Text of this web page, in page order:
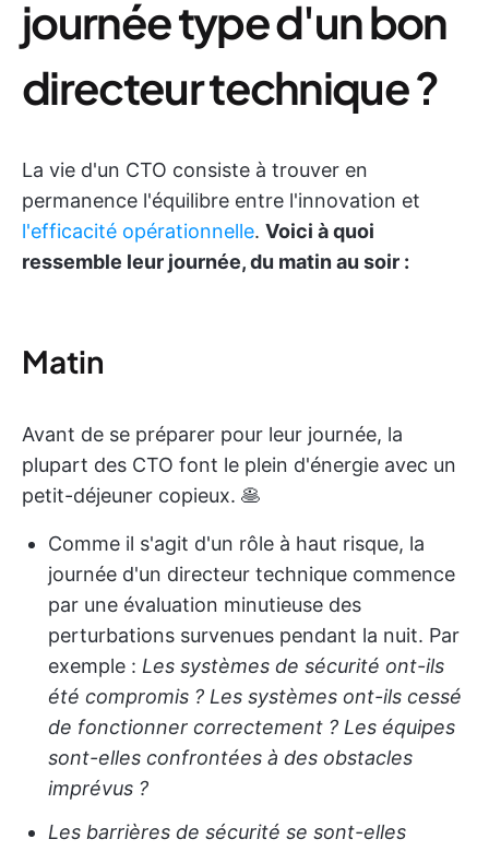
journée type d'un bon
directeur technique ?
La vie d'un CTO consiste à trouver en
permanence l'équilibre entre l'innovation et
l'efficacité opérationnelle. Voici à quoi
ressemble leur journée, du matin au soir :
Matin
Avant de se préparer pour leur journée, la
plupart des CTO font le plein d'énergie avec un
petit-déjeuner copieux. 🥞
Comme il s'agit d'un rôle à haut risque, la
journée d'un directeur technique commence
par une évaluation minutieuse des
perturbations survenues pendant la nuit. Par
exemple : Les systèmes de sécurité ont-ils
été compromis ? Les systèmes ont-ils cessé
de fonctionner correctement ? Les équipes
sont-elles confrontées à des obstacles
imprévus ?
Les barrières de sécurité se sont-elles